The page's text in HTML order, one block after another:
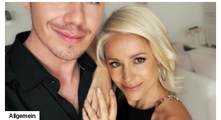
Allgemein